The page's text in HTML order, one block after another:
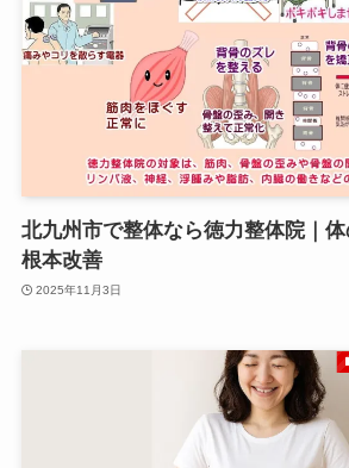
北九州市で整体なら徳力整体院｜
根本改善
2025年11月3日